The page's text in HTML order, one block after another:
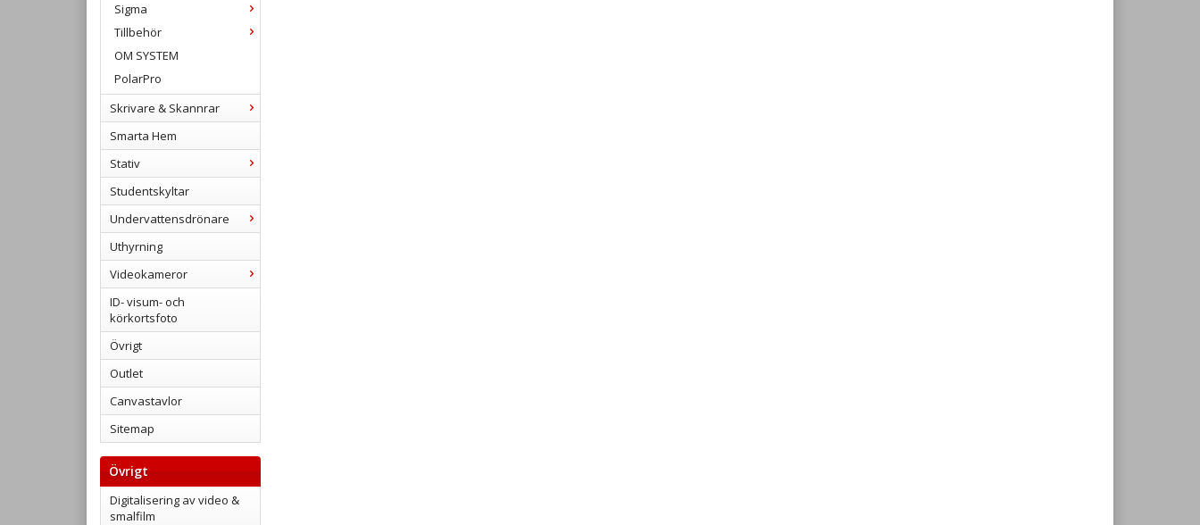
Sigma
Tillbehör
OM SYSTEM
PolarPro
Skrivare & Skannrar
Smarta Hem
Stativ
Studentskyltar
Undervattensdrönare
Uthyrning
Videokameror
ID- visum- och
körkortsfoto
Övrigt
Outlet
Canvastavlor
Sitemap
Övrigt
Digitalisering av video &
smalfilm